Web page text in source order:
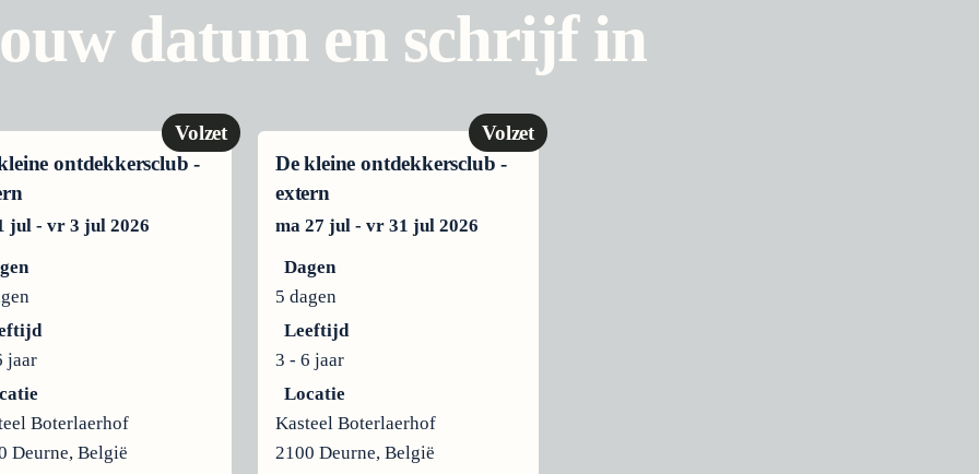
datum en schrijf in
Volzet
ontdekkersclub -
jul - vr 3 jul 2026
jaar
Boterlaerhof
Deurne, België
Volzet
De kleine ontdekkersclub -
extern
ma 27 jul - vr 31 jul 2026
Dagen
5 dagen
Leeftijd
3 - 6 jaar
Locatie
Kasteel Boterlaerhof
2100 Deurne, België